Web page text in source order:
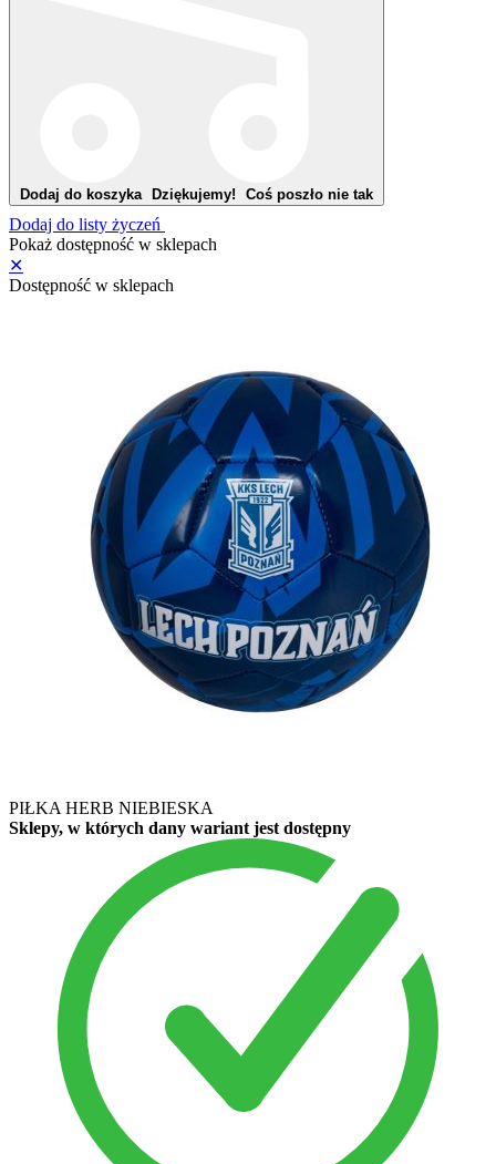
Dodaj do koszyka Dziękujemy! Coś poszło nie tak
Dodaj do listy życzeń
Pokaż dostępność w sklepach
✕
Dostępność w sklepach
PIŁKA HERB NIEBIESKA
Sklepy, w których dany wariant jest dostępny